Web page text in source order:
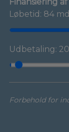
Finansiering
Løbetid: 84
Udbetaling:
Forbehold for